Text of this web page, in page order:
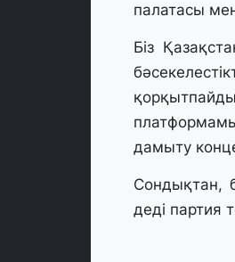
палатасы
Біз
дамыту
Сондықтан,
деді партия